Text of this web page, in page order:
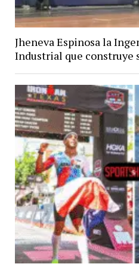
Jheneva Espinosa la
Industrial que construye